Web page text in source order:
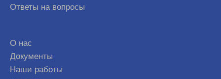
Ответы на вопросы
О нас
Документы
Наши работы